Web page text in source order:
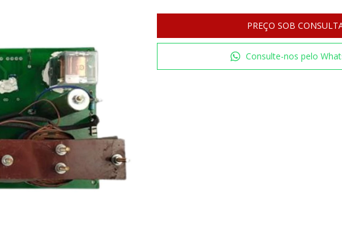
Consulte-nos pelo